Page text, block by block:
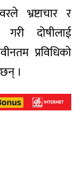
भ्रष्टाचार र
गरी दोषीलाई
प्रविधिको
।